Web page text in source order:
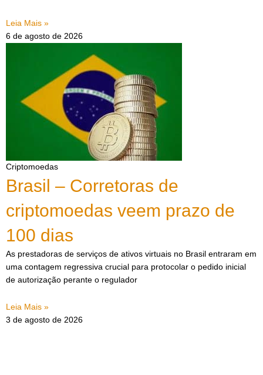
Leia Mais »
6 de agosto de 2026
Criptomoedas
Brasil – Corretoras de
criptomoedas veem prazo de
100 dias
As prestadoras de serviços de ativos virtuais no Brasil entraram em
uma contagem regressiva crucial para protocolar o pedido inicial
de autorização perante o regulador
Leia Mais »
3 de agosto de 2026